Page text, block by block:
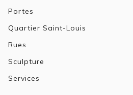
Portes
Quartier Saint-Louis
Rues
Sculpture
Services